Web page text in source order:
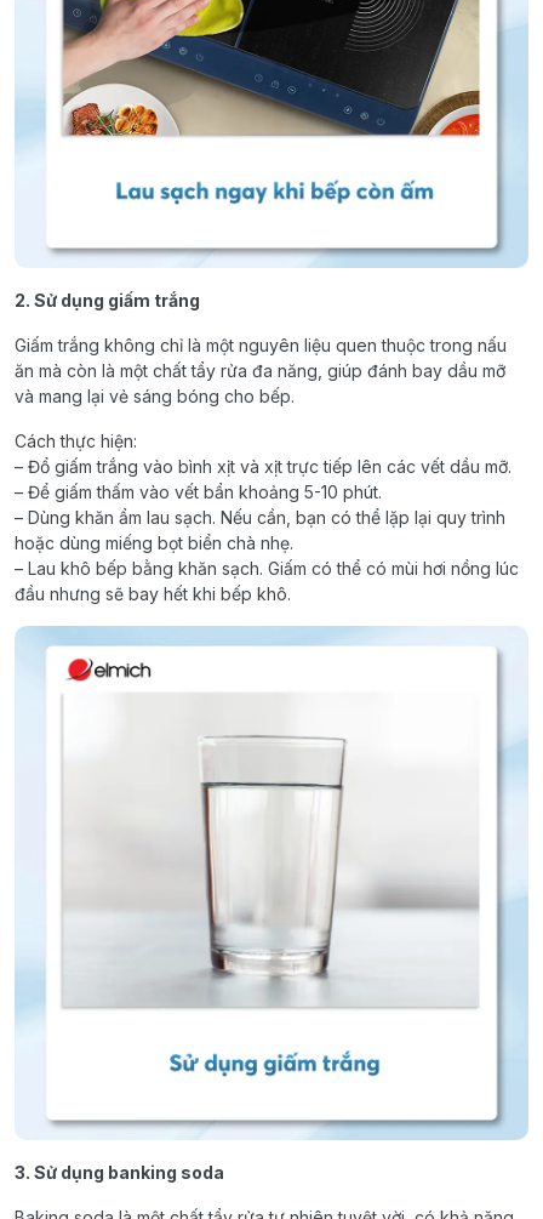
2. Sử dụng giấm trắng
Giấm trắng không chỉ là một nguyên liệu quen thuộc trong nấu
ăn mà còn là một chất tẩy rửa đa năng, giúp đánh bay dầu mỡ
và mang lại vẻ sáng bóng cho bếp.
Cách thực hiện:
– Đổ giấm trắng vào bình xịt và xịt trực tiếp lên các vết dầu mỡ.
– Để giấm thấm vào vết bẩn khoảng 5-10 phút.
– Dùng khăn ẩm lau sạch. Nếu cần, bạn có thể lặp lại quy trình
hoặc dùng miếng bọt biển chà nhẹ.
– Lau khô bếp bằng khăn sạch. Giấm có thể có mùi hơi nồng lúc
đầu nhưng sẽ bay hết khi bếp khô.
3. Sử dụng banking soda